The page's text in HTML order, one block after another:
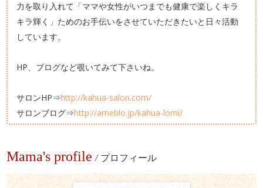
力を取り入れて「ママや女性がいつまでも健康で楽しくキラ
キラ輝く」ためのお手伝いをさせていただきたいと日々活動
しています。
HP、ブログなど覗いてみて下さいね。
サロンHP⇒http://kahua-salon.com/
サロンブログ⇒http://ameblo.jp/kahua-lomi/
Mama's profile / プロフィール